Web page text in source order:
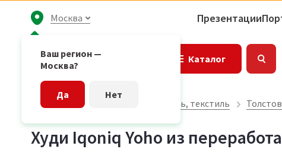
Москва
Ваш регион —
Москва?
Да Нет
Презентации
Каталог
Главная страница Одежда, обувь, текстиль
Худи Iqoniq Yoho из